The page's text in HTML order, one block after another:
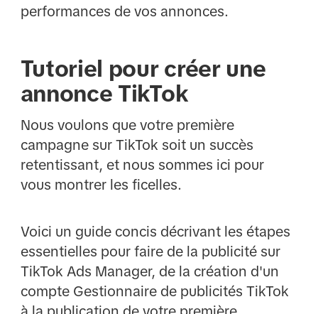
performances de vos annonces.
Tutoriel pour créer une
annonce TikTok
Nous voulons que votre première
campagne sur TikTok soit un succès
retentissant, et nous sommes ici pour
vous montrer les ficelles.
Voici un guide concis décrivant les étapes
essentielles pour faire de la publicité sur
TikTok Ads Manager, de la création d'un
compte Gestionnaire de publicités TikTok